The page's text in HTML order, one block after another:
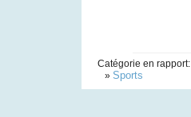
Catégorie en rapport:
» Sports